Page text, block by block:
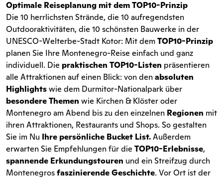
Optimale Reiseplanung mit dem TOP10-Prinzip
Die 10 herrlichsten Strände, die 10 aufregendsten
Outdooraktivitäten, die 10 schönsten Bauwerke in der
UNESCO-Welterbe-Stadt Kotor: Mit demTOP10-Prinzip
planen Sie Ihre Montenegro-Reise einfach und ganz
individuell. Die praktischen TOP10-Listen präsentieren
alle Attraktionen auf einen Blick: von denabsoluten
Highlightswie dem Durmitor-Nationalpark über
besondere Themen wie Kirchen & Klöster oder
Montenegro am Abend bis zu den einzelnen Regionen mit
ihren Attraktionen, Restaurants und Shops. So gestalten
Sie im Nu Ihre persönliche Bucket List.Außerdem
erwarten Sie Empfehlungen für die TOP10-Erlebnisse,
spannende Erkundungstouren und ein Streifzug durch
Montenegrosfaszinierende Geschichte. Vor Ort ist der